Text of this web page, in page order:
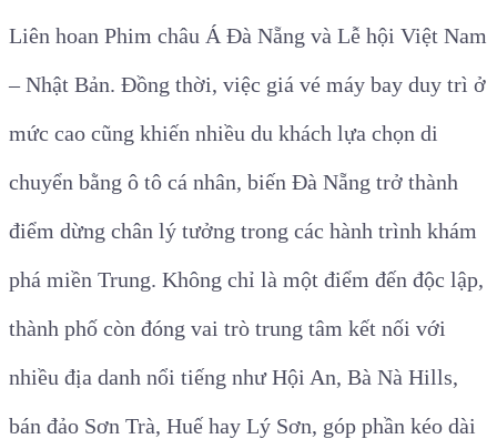
Liên hoan Phim châu Á Đà Nẵng và Lễ hội Việt Nam
– Nhật Bản. Đồng thời, việc giá vé máy bay duy trì ở
mức cao cũng khiến nhiều du khách lựa chọn di
chuyển bằng ô tô cá nhân, biến Đà Nẵng trở thành
điểm dừng chân lý tưởng trong các hành trình khám
phá miền Trung. Không chỉ là một điểm đến độc lập,
thành phố còn đóng vai trò trung tâm kết nối với
nhiều địa danh nổi tiếng như Hội An, Bà Nà Hills,
bán đảo Sơn Trà, Huế hay Lý Sơn, góp phần kéo dài